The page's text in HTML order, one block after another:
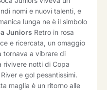
nomi e nuovi talenti, e
lunga ne è il simbolo
Juniors Retro in rosa
e ricercata, un omaggio
tornava a vibrare di
rivivere notti di Copa
e gol pesantissimi.
maglia è un ritorno alle